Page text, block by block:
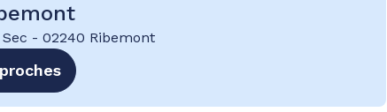
- 02240 Ribemont